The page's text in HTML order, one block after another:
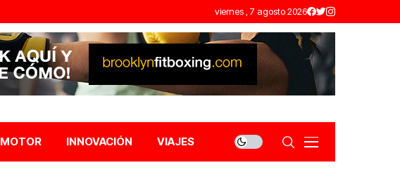
viernes , 7 agosto 2026
MOTOR INNOVACIÓN VIAJES